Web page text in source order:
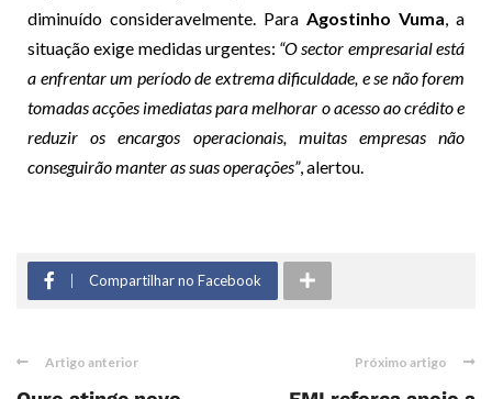
diminuído consideravelmente. Para Agostinho Vuma, a
situação exige medidas urgentes: “O sector empresarial está
a enfrentar um período de extrema dificuldade, e se não forem
tomadas acções imediatas para melhorar o acesso ao crédito e
reduzir os encargos operacionais, muitas empresas não
conseguirão manter as suas operações”, alertou.
Compartilhar no Facebook
Artigo anterior Próximo artigo